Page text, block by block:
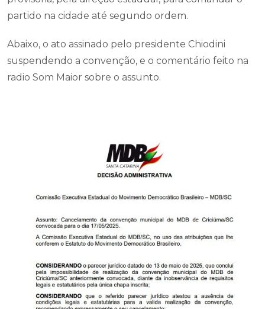
partido na cidade até segundo ordem.
Abaixo, o ato assinado pelo presidente Chiodini
suspendendo a convenção, e o comentário feito na
radio Som Maior sobre o assunto.